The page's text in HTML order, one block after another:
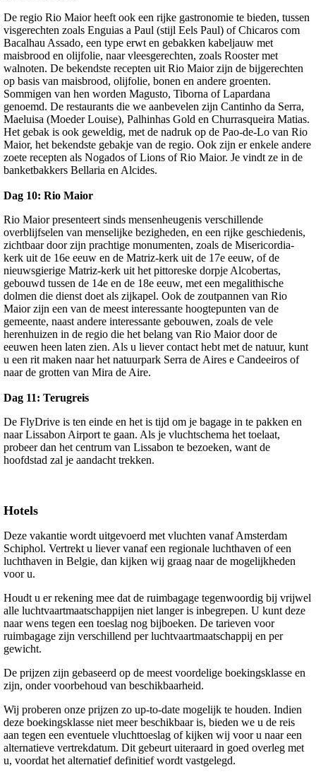
De regio Rio Maior heeft ook een rijke gastronomie te bieden, tussen
visgerechten zoals Enguias a Paul (stijl Eels Paul) of Chicaros com
Bacalhau Assado, een type erwt en gebakken kabeljauw met
maisbrood en olijfolie, naar vleesgerechten, zoals Rooster met
walnoten. De bekendste recepten uit Rio Maior zijn de bijgerechten
op basis van maisbrood, olijfolie, bonen en andere groenten.
Sommigen van hen worden Magusto, Tiborna of Lapardana
genoemd. De restaurants die we aanbevelen zijn Cantinho da Serra,
Maeluisa (Moeder Louise), Palhinhas Gold en Churrasqueira Matias.
Het gebak is ook geweldig, met de nadruk op de Pao-de-Lo van Rio
Maior, het bekendste gebakje van de regio. Ook zijn er enkele andere
zoete recepten als Nogados of Lions of Rio Maior. Je vindt ze in de
banketbakkers Bellaria en Alcides.
Dag 10: Rio Maior
Rio Maior presenteert sinds mensenheugenis verschillende
overblijfselen van menselijke bezigheden, en een rijke geschiedenis,
zichtbaar door zijn prachtige monumenten, zoals de Misericordia-
kerk uit de 16e eeuw en de Matriz-kerk uit de 17e eeuw, of de
nieuwsgierige Matriz-kerk uit het pittoreske dorpje Alcobertas,
gebouwd tussen de 14e en de 18e eeuw, met een megalithische
dolmen die dienst doet als zijkapel. Ook de zoutpannen van Rio
Maior zijn een van de meest interessante hoogtepunten van de
gemeente, naast andere interessante gebouwen, zoals de vele
herenhuizen in de regio die het belang van Rio Maior door de
eeuwen heen laten zien. Als u liever contact hebt met de natuur, kunt
u een rit maken naar het natuurpark Serra de Aires e Candeeiros of
naar de grotten van Mira de Aire.
Dag 11: Terugreis
De FlyDrive is ten einde en het is tijd om je bagage in te pakken en
naar Lissabon Airport te gaan. Als je vluchtschema het toelaat,
probeer dan het centrum van Lissabon te bezoeken, want de
hoofdstad zal je aandacht trekken.
Hotels
Deze vakantie wordt uitgevoerd met vluchten vanaf Amsterdam
Schiphol. Vertrekt u liever vanaf een regionale luchthaven of een
luchthaven in Belgie, dan kijken wij graag naar de mogelijkheden
voor u.
Houdt u er rekening mee dat de ruimbagage tegenwoordig bij vrijwel
alle luchtvaartmaatschappijen niet langer is inbegrepen. U kunt deze
naar wens tegen een toeslag nog bijboeken. De tarieven voor
ruimbagage zijn verschillend per luchtvaartmaatschappij en per
gewicht.
De prijzen zijn gebaseerd op de meest voordelige boekingsklasse en
zijn, onder voorbehoud van beschikbaarheid.
Wij proberen onze prijzen zo up-to-date mogelijk te houden. Indien
deze boekingsklasse niet meer beschikbaar is, bieden we u de reis
aan tegen een eventuele vluchttoeslag of kijken wij voor u naar een
alternatieve vertrekdatum. Dit gebeurt uiteraard in goed overleg met
u, voordat het alternatief definitief wordt vastgelegd.